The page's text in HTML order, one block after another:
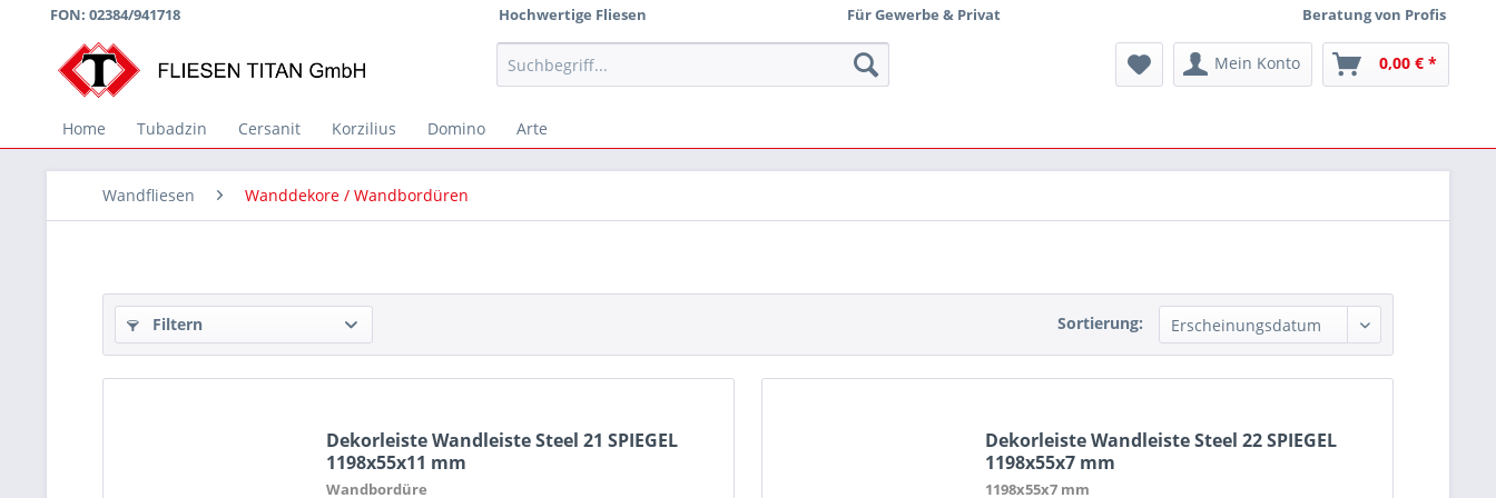
FON: 02384/941718 Hochwertige Fliesen Für Gewerbe & Privat Beratung von Profis
Mein Konto 0,00 € *
Home Tubadzin Cersanit Korzilius Domino Arte
Wandfliesen Wanddekore / Wandbordüren
Filtern Sortierung:
Dekorleiste Wandleiste Steel 21 SPIEGEL
1198x55x11 mm
Wandbordüre
Dekorleiste Wandleiste Steel 22 SPIEGEL
1198x55x7 mm
1198x55x7 mm